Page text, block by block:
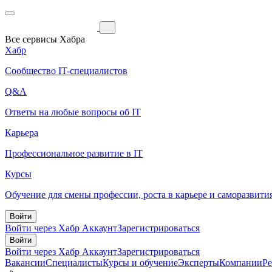
Все сервисы Хабра
Хабр
Сообщество IT-специалистов
Q&A
Ответы на любые вопросы об IT
Карьера
Профессиональное развитие в IT
Курсы
Обучение для смены профессии, роста в карьере и
Войти
Войти через Хабр АккаунтЗарегистрироваться
Войти
Войти через Хабр АккаунтЗарегистрироваться
ВакансииСпециалистыКурсы и обучениеЭкспертыКомпании